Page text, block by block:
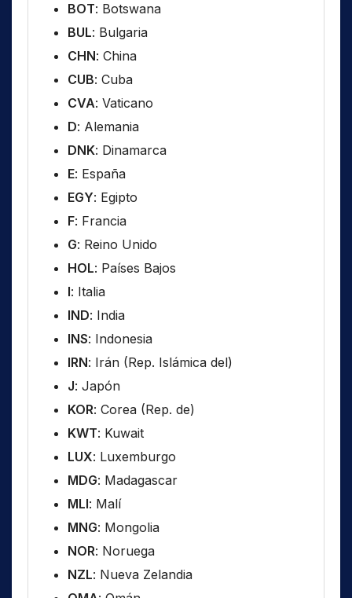
BOT: Botswana
BUL: Bulgaria
CHN: China
CUB: Cuba
CVA: Vaticano
D: Alemania
DNK: Dinamarca
E: España
EGY: Egipto
F: Francia
G: Reino Unido
HOL: Países Bajos
I: Italia
IND: India
INS: Indonesia
IRN: Irán (Rep. Islámica del)
J: Japón
KOR: Corea (Rep. de)
KWT: Kuwait
LUX: Luxemburgo
MDG: Madagascar
MLI: Malí
MNG: Mongolia
NOR: Noruega
NZL: Nueva Zelandia